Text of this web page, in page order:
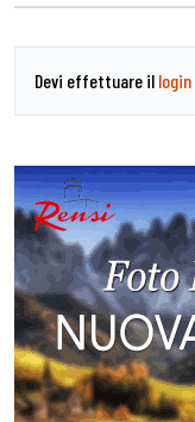
Devi effettuare il login